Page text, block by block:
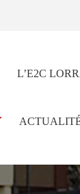
L’E2C